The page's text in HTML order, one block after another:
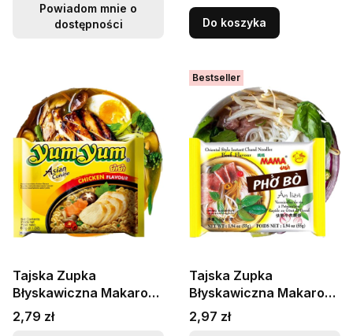
MAMAPowiadom mnie o
dostępności
Do koszyka
Tajska Zupka
Błyskawiczna Makaron
Instant Kurczak 60g
YUM YUM
Cena
2,79 zł
Bestseller
Tajska Zupka
Błyskawiczna Makaron
Ryżowy Instant
Wołowina Pho Bo 55g
Cena
2,97 zł